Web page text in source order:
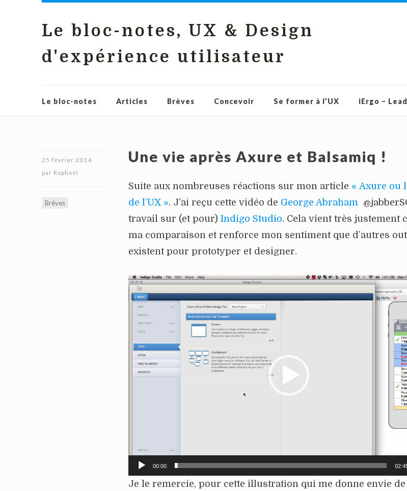
Le bloc-notes, UX & Design
d'expérience utilisateur
Le bloc-notes Articles Brèves Concevoir Se former à l’UX iErgo –
25 février 2014
par Raphaël
Brèves
Une vie après Axure et Balsamiq !
Suite aux nombreuses réactions sur mon article « Axure ou
de l’UX ». J’ai reçu cette vidéo de George Abraham
travail sur (et pour)Indigo Studio. Cela vient très justement
ma comparaison et renforce mon sentiment que d’autres
existent pour prototyper et designer.
Lecteur
vidéo
00:00
Je le remercie, pour cette illustration qui me donne envie de